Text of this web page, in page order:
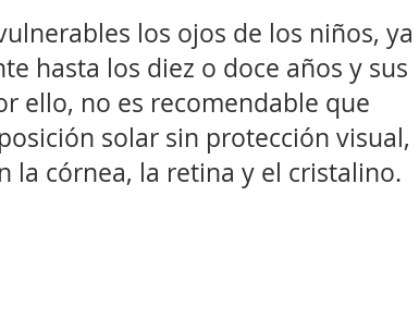
los ojos de los niños, ya
hasta los diez o doce años y sus
ello, no es recomendable que
solar sin protección visual,
la córnea, la retina y el cristalino.